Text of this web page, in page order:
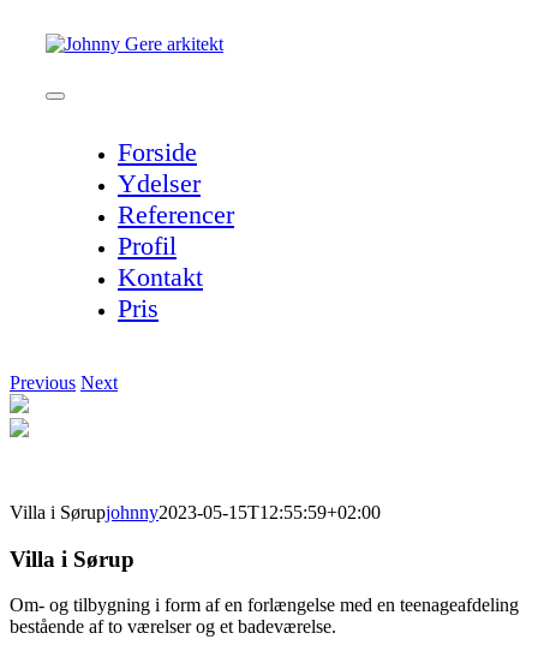
Toggle
Forside
Ydelser
Referencer
Profil
Kontakt
Pris
Previous Next
Villa i Sørupjohnny2023-05-15T12:55:59+02:00
Villa i Sørup
Om- og tilbygning i form af en forlængelse med en teenageafdeling
bestående af to værelser og et badeværelse.